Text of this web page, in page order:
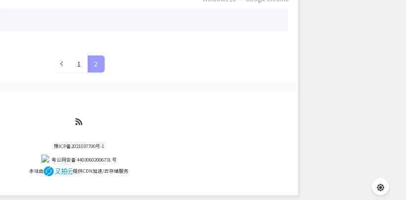
1 2
豫ICP备2021037700号-1
粤公网安备 44030602006731 号
本站由
提供CDN加速/云存储服务